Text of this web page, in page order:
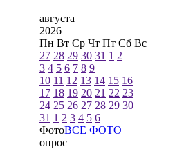
августа
2026
Пн Вт Ср Чт Пт Сб Вс
27 28 29 30 31 1 2
3 4 5 6 7 8 9
10 11 12 13 14 15 16
17 18 19 20 21 22 23
24 25 26 27 28 29 30
31 1 2 3 4 5 6
ФотоВСЕ ФОТО
опрос